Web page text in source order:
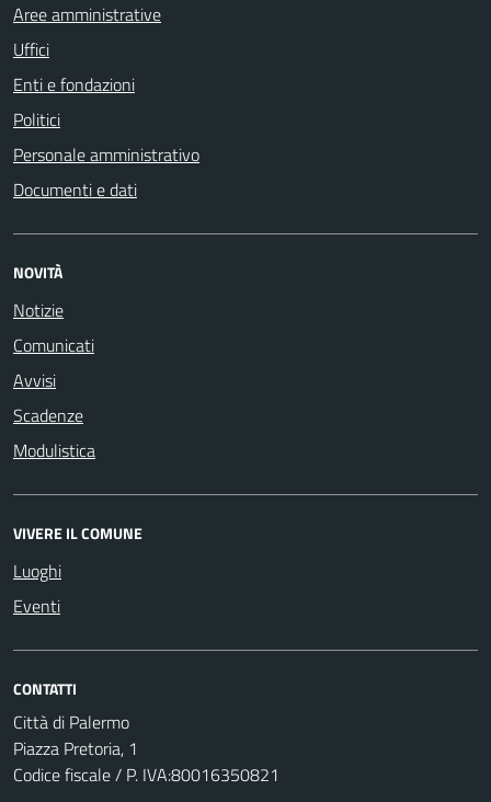
Aree amministrative
Uffici
Enti e fondazioni
Politici
Personale amministrativo
Documenti e dati
NOVITÀ
Notizie
Comunicati
Avvisi
Scadenze
Modulistica
VIVERE IL COMUNE
Luoghi
Eventi
CONTATTI
Città di Palermo
Piazza Pretoria, 1
Codice fiscale / P. IVA:80016350821